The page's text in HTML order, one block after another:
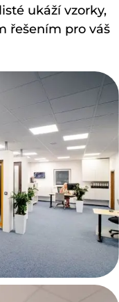
ukáží vzorky,
řešením pro váš